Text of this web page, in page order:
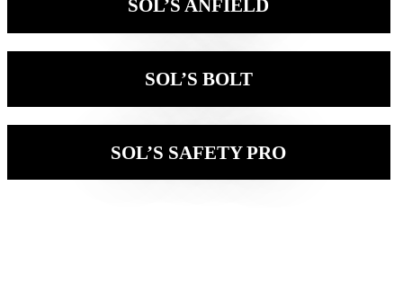
SOL’S ANFIELD
SOL’S BOLT
SOL’S SAFETY PRO